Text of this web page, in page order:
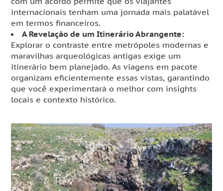
internacionais tenham uma jornada mais palatável
em termos financeiros.
A Revelação de um Itinerário Abrangente:
Explorar o contraste entre metrópoles modernas e
maravilhas arqueológicas antigas exige um
itinerário bem planejado. As viagens em pacote
organizam eficientemente essas vistas, garantindo
que você experimentará o melhor com insights
locais e contexto histórico.